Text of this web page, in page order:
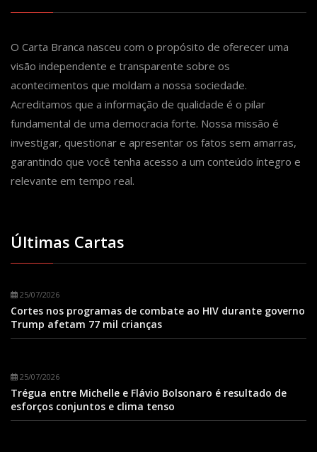
O Carta Branca nasceu com o propósito de oferecer uma
visão independente e transparente sobre os
acontecimentos que moldam a nossa sociedade.
Acreditamos que a informação de qualidade é o pilar
fundamental de uma democracia forte. Nossa missão é
investigar, questionar e apresentar os fatos sem amarras,
garantindo que você tenha acesso a um conteúdo íntegro e
relevante em tempo real.
Últimas Cartas
25/07/2026
Cortes nos programas de combate ao HIV durante governo
Trump afetam 77 mil crianças
25/07/2026
Trégua entre Michelle e Flávio Bolsonaro é resultado de
esforços conjuntos e clima tenso